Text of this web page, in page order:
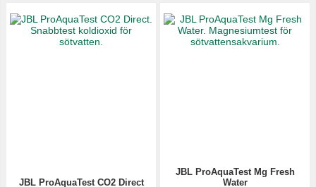
JBL ProAquaTest CO2 Direct
JBL ProAquaTest Mg Fresh
Water